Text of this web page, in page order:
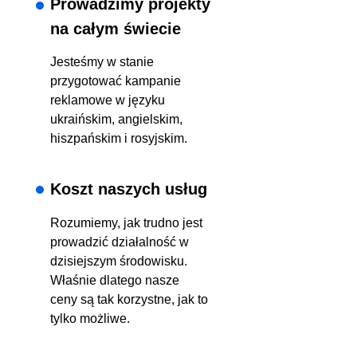
Prowadzimy projekty
na całym świecie
Koszt naszych usług
Jesteśmy w stanie
przygotować kampanie
reklamowe w języku
ukraińskim, angielskim,
hiszpańskim i rosyjskim.
Rozumiemy, jak trudno jest
prowadzić działalność w
dzisiejszym środowisku.
Właśnie dlatego nasze
ceny są tak korzystne, jak to
tylko możliwe.